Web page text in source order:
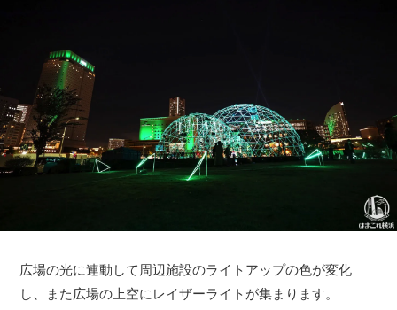
広場の光に連動して周辺施設のライトアップの色が変化
し、また広場の上空にレイザーライトが集まります。